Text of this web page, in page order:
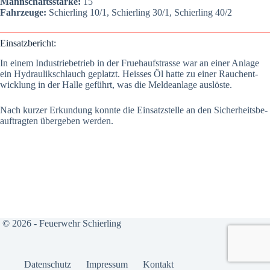
Fahr­zeu­ge: Schier­ling 10/1, Schier­ling 30/1, Schier­ling 40/2
Ein­satz­be­richt:
In einem Indus­trie­be­trieb in der Frueh­auf­stras­se war an einer Anla­ge
ein Hydrau­lik­schlauch geplatzt. Heis­ses Öl hat­te zu einer Rauch­ent­
wick­lung in der Hal­le geführt, was die Mel­de­an­la­ge aus­lös­te.
Nach kur­zer Erkun­dung konn­te die Ein­satz­stel­le an den Sicher­heits­be­
auf­trag­ten über­ge­ben wer­den.
© 2026 - Feuerwehr Schierling
Daten­schutz Impres­sum Kon­takt